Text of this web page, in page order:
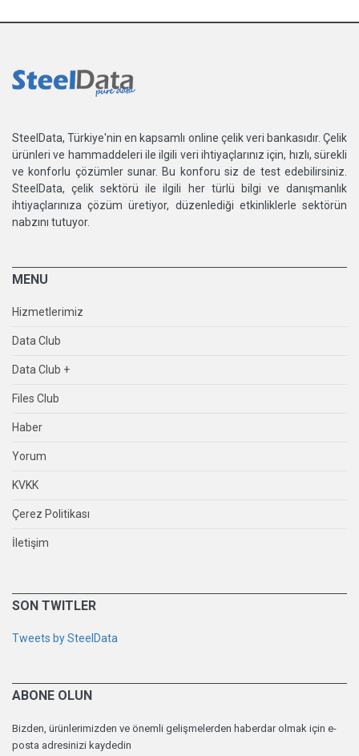
SteelData, Türkiye'nin en kapsamlı online çelik veri bankasıdır. Çelik
ürünleri ve hammaddeleri ile ilgili veri ihtiyaçlarınız için, hızlı, sürekli
ve konforlu çözümler sunar. Bu konforu siz de test edebilirsiniz.
SteelData, çelik sektörü ile ilgili her türlü bilgi ve danışmanlık
ihtiyaçlarınıza çözüm üretiyor, düzenlediği etkinliklerle sektörün
nabzını tutuyor.
MENU
Hizmetlerimiz
Data Club
Data Club +
Files Club
Haber
Yorum
KVKK
Çerez Politikası
İletişim
SON TWITLER
Tweets by SteelData
ABONE OLUN
Bizden, ürünlerimizden ve önemli gelişmelerden haberdar olmak için e-
posta adresinizi kaydedin